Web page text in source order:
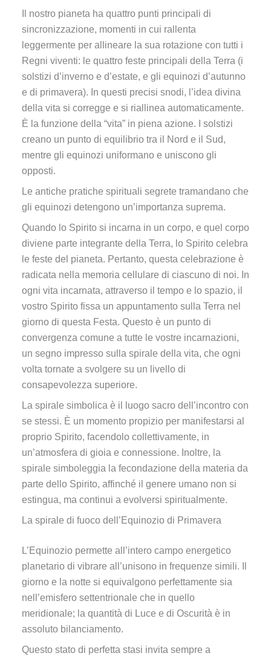
Il nostro pianeta ha quattro punti principali di
sincronizzazione, momenti in cui rallenta
leggermente per allineare la sua rotazione con tutti i
Regni viventi: le quattro feste principali della Terra (i
solstizi d’inverno e d’estate, e gli equinozi d’autunno
e di primavera). In questi precisi snodi, l’idea divina
della vita si corregge e si riallinea automaticamente.
È la funzione della “vita” in piena azione. I solstizi
creano un punto di equilibrio tra il Nord e il Sud,
mentre gli equinozi uniformano e uniscono gli
opposti.
Le antiche pratiche spirituali segrete tramandano che
gli equinozi detengono un’importanza suprema.
Quando lo Spirito si incarna in un corpo, e quel corpo
diviene parte integrante della Terra, lo Spirito celebra
le feste del pianeta. Pertanto, questa celebrazione è
radicata nella memoria cellulare di ciascuno di noi. In
ogni vita incarnata, attraverso il tempo e lo spazio, il
vostro Spirito fissa un appuntamento sulla Terra nel
giorno di questa Festa. Questo è un punto di
convergenza comune a tutte le vostre incarnazioni,
un segno impresso sulla spirale della vita, che ogni
volta tornate a svolgere su un livello di
consapevolezza superiore.
La spirale simbolica è il luogo sacro dell’incontro con
se stessi. È un momento propizio per manifestarsi al
proprio Spirito, facendolo collettivamente, in
un’atmosfera di gioia e connessione. Inoltre, la
spirale simboleggia la fecondazione della materia da
parte dello Spirito, affinché il genere umano non si
estingua, ma continui a evolversi spiritualmente.
La spirale di fuoco dell’Equinozio di Primavera
L’Equinozio permette all’intero campo energetico
planetario di vibrare all’unisono in frequenze simili. Il
giorno e la notte si equivalgono perfettamente sia
nell’emisfero settentrionale che in quello
meridionale; la quantità di Luce e di Oscurità è in
assoluto bilanciamento.
Questo stato di perfetta stasi invita sempre a